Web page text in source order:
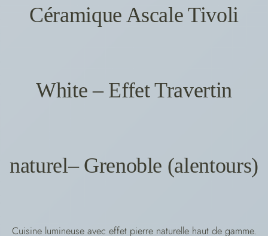
Céramique Ascale Tivoli
White – Effet Travertin
naturel– Grenoble (alentours)
Cuisine lumineuse avec effet pierre naturelle haut de gamme.